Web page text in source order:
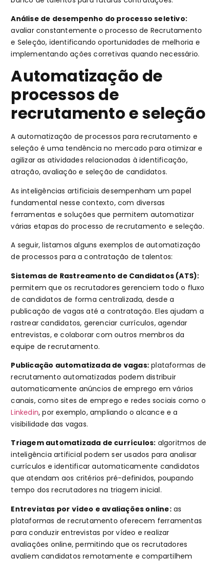
Análise de desempenho do processo seletivo:
avaliar constantemente o processo de Recrutamento
e Seleção, identificando oportunidades de melhoria e
implementando ações corretivas quando necessário.
Automatização de
processos de
recrutamento e seleção
A automatização de processos para recrutamento e
seleção é uma tendência no mercado para otimizar e
agilizar as atividades relacionadas à identificação,
atração, avaliação e seleção de candidatos.
As inteligências artificiais desempenham um papel
fundamental nesse contexto, com diversas
ferramentas e soluções que permitem automatizar
várias etapas do processo de recrutamento e seleção.
A seguir, listamos alguns exemplos de automatização
de processos para a contratação de talentos:
Sistemas de Rastreamento de Candidatos (ATS):
permitem que os recrutadores gerenciem todo o fluxo
de candidatos de forma centralizada, desde a
publicação de vagas até a contratação. Eles ajudam a
rastrear candidatos, gerenciar currículos, agendar
entrevistas, e colaborar com outros membros da
equipe de recrutamento.
Publicação automatizada de vagas: plataformas de
recrutamento automatizadas podem distribuir
automaticamente anúncios de emprego em vários
canais, como sites de emprego e redes sociais como o
Linkedin, por exemplo, ampliando o alcance e a
visibilidade das vagas.
Triagem automatizada de currículos: algoritmos de
inteligência artificial podem ser usados para analisar
currículos e identificar automaticamente candidatos
que atendam aos critérios pré-definidos, poupando
tempo dos recrutadores na triagem inicial.
Entrevistas por vídeo e avaliações online:as
plataformas de recrutamento oferecem ferramentas
para conduzir entrevistas por vídeo e realizar
avaliações online, permitindo que os recrutadores
avaliem candidatos remotamente e compartilhem